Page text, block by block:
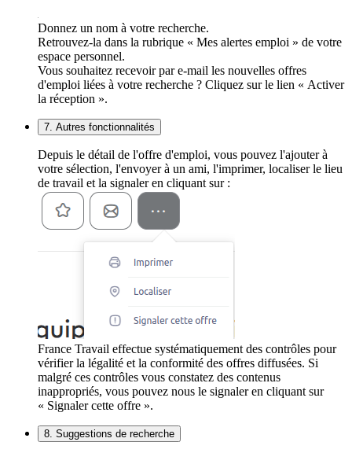
Donnez un nom à votre recherche.
Retrouvez-la dans la rubrique « Mes alertes emploi » de votre
espace personnel.
Vous souhaitez recevoir par e-mail les nouvelles offres
d'emploi liées à votre recherche ? Cliquez sur le lien « Activer
la réception ».
7. Autres fonctionnalités
Depuis le détail de l'offre d'emploi, vous pouvez l'ajouter à
votre sélection, l'envoyer à un ami, l'imprimer, localiser le lieu
de travail et la signaler en cliquant sur :
France Travail effectue systématiquement des contrôles pour
vérifier la légalité et la conformité des offres diffusées. Si
malgré ces contrôles vous constatez des contenus
inappropriés, vous pouvez nous le signaler en cliquant sur
« Signaler cette offre ».
8. Suggestions de recherche